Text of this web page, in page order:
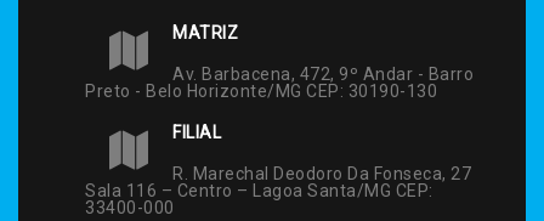
MATRIZ
Av. Barbacena, 472, 9º Andar - Barro
Preto - Belo Horizonte/MG CEP: 30190-130
FILIAL
R. Marechal Deodoro Da Fonseca, 27
Sala 116 – Centro – Lagoa Santa/MG CEP:
33400-000